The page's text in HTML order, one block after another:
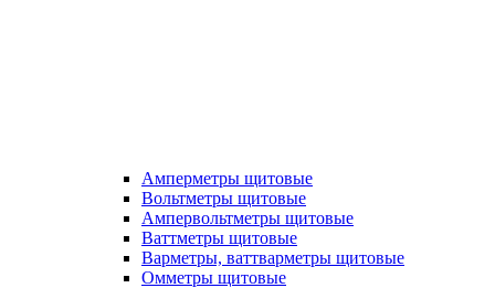
Амперметры щитовые
Вольтметры щитовые
Ампервольтметры щитовые
Ваттметры щитовые
Варметры, ваттварметры щитовые
Омметры щитовые